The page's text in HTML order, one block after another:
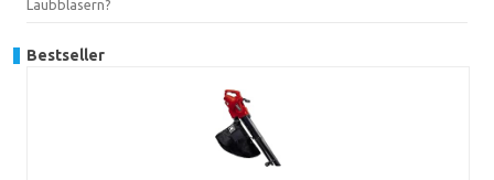
Laubbläsern?
Bestseller